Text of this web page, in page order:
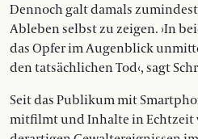
Dennoch galt damals
Ab­leben selbst zu zeigen. ›In
das Opfer im Augenblick
den tatsächlichen Tod‹, sagt
Seit das Publikum mit
mitfilmt und Inhalte in